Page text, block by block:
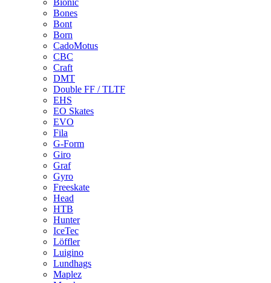
Bones
Bont
Born
CadoMotus
CBC
Craft
DMT
Double FF / TLTF
EHS
EO Skates
EVO
Fila
G-Form
Giro
Graf
Gyro
Freeskate
Head
HTB
Hunter
IceTec
Löffler
Luigino
Lundhags
Maplez